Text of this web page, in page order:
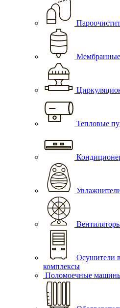
Мембранные
Тепловые
Осушители
комплексы
Поломоечные